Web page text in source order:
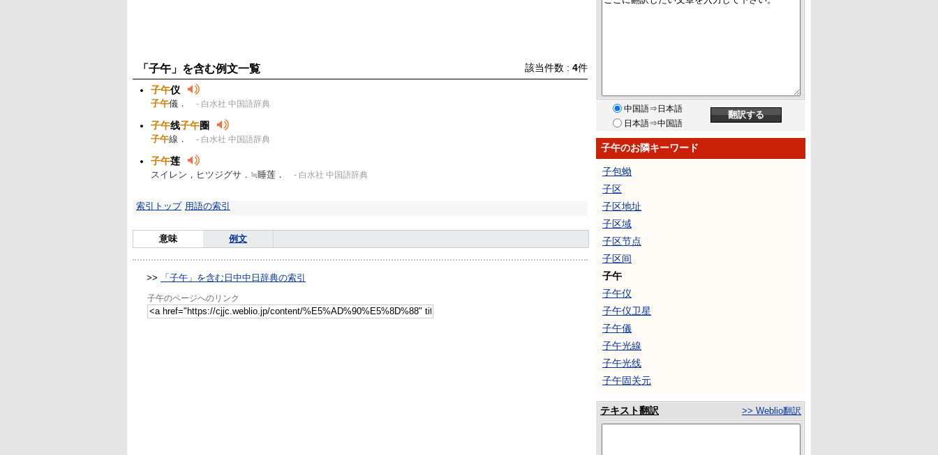
「子午」を含む例文一覧 該当件数 : 4件
子午仪
子午儀． - 白水社 中国語辞典
子午线子午圈
子午線． - 白水社 中国語辞典
子午莲
スイレン，ヒツジグサ．≒睡莲． - 白水社 中国語辞典
索引トップ 用語の索引
意味 例文
>> 「子午」を含む日中中日辞典の索引
子午のページへのリンク
中国語⇒日本語
日本語⇒中国語
子午のお隣キーワード
子包蚴
子区
子区地址
子区域
子区节点
子区间
子午
子午仪
子午仪卫星
子午儀
子午光線
子午光线
子午固关元
テキスト翻訳 >> Weblio翻訳